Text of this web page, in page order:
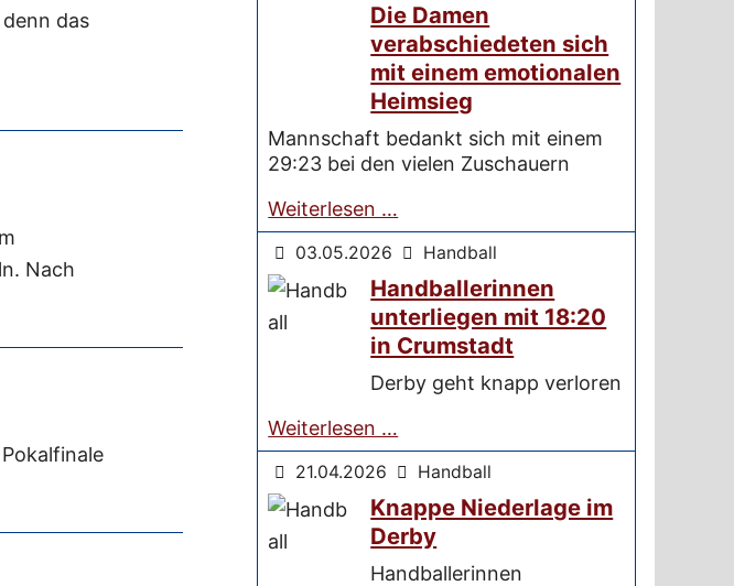
das
Nach
Die Damen
verabschiedeten sich
mit einem emotionalen
Heimsieg
Mannschaft bedankt sich mit einem
29:23 bei den vielen Zuschauern
Weiterlesen …
03.05.2026 Handball
Handballerinnen
unterliegen mit 18:20
in Crumstadt
Derby geht knapp verloren
Weiterlesen …
21.04.2026 Handball
Knappe Niederlage im
Derby
Handballerinnen